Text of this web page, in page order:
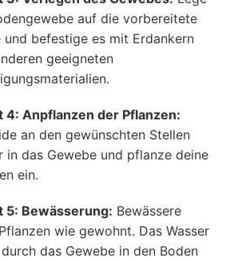
auf die vorbereitete
und befestige es mit Erdankern
geeigneten
4: Anpflanzen der Pflanzen:
an den gewünschten Stellen
in das Gewebe und pflanze deine
ein.
5: Bewässerung: Bewässere
wie gewohnt. Das Wasser
das Gewebe in den Boden